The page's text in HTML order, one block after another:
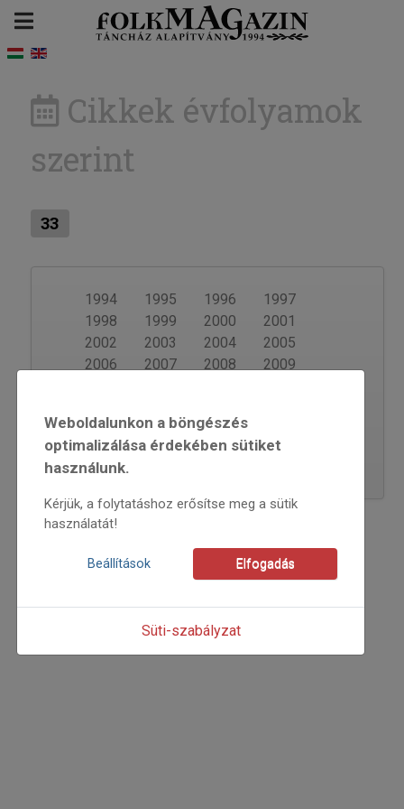
Cikkek évfolyamok
szerint
33
1994 1995 1996
1997
1998
1999 2000
2001
2002
2003 2004
2005
2006
2007 2008
2009
2018
2019 2020
2022
2023 2024
2025
2026
Weboldalunkon a böngészés
optimalizálása érdekében sütiket
használunk.
Kérjük, a folytatáshoz erősítse meg a sütik
használatát!
Beállítások Elfogadás
Süti-szabályzat